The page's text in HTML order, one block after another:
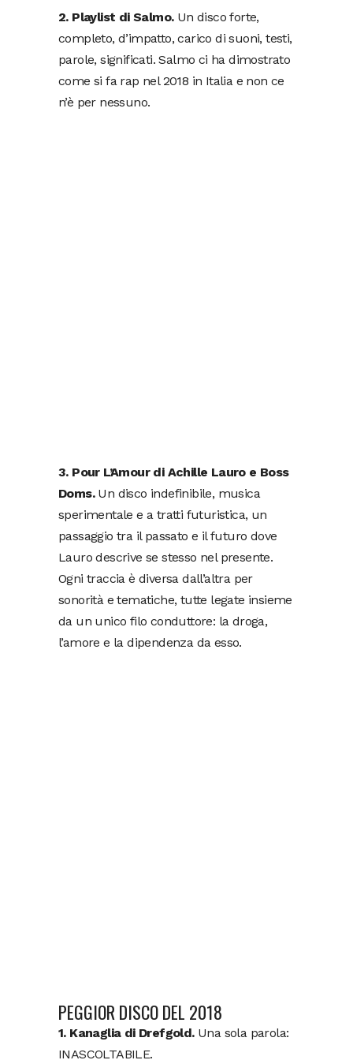
2. Playlist di Salmo.Un disco forte,
completo, d’impatto, carico di suoni, testi,
parole, significati. Salmo ci ha dimostrato
come si fa rap nel 2018 in Italia e non ce
n’è per nessuno.
3. Pour L’Amour di Achille Lauro e Boss
Doms.Un disco indefinibile, musica
sperimentale e a tratti futuristica, un
passaggio tra il passato e il futuro dove
Lauro descrive se stesso nel presente.
Ogni traccia è diversa dall’altra per
sonorità e tematiche, tutte legate insieme
da un unico filo conduttore: la droga,
l’amore e la dipendenza da esso.
PEGGIOR DISCO DEL 2018
1. Kanaglia di Drefgold.Una sola parola:
INASCOLTABILE.